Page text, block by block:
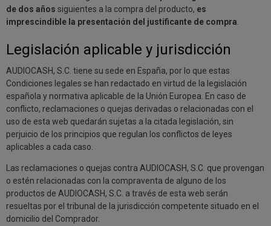
de dos años siguientes a la compra del producto, es
imprescindible la presentación del justificante de compra
Legislación aplicable y jurisdicción
AUDIOCASH, S.C. tiene su sede en España, por lo que estas
Condiciones legales se han redactado en virtud de la legislación
española y normativa aplicable de la Unión Europea. En caso de
conflicto, reclamaciones o quejas derivadas o relacionadas con el
uso de esta web quedarán sujetas a la citada legislación, sin
perjuicio de los principios que regulan los conflictos de leyes
aplicables a cada caso.
Las reclamaciones o quejas contra AUDIOCASH, S.C. que provengan
o estén relacionadas con la compraventa de alguno de los
productos de AUDIOCASH, S.C. a través de esta web serán
resueltas por el tribunal de la jurisdicción competente situado en el
domicilio del Comprador.